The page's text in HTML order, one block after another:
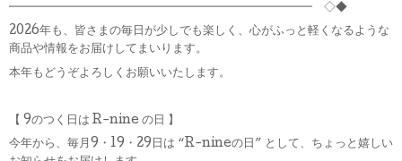
━━━━━━━━━━━━━━━━━━━━━━━━━━ ◇◆
2026年も、皆さまの毎日が少しでも楽しく、心がふっと軽くなるような
商品や情報をお届けしてまいります。
本年もどうぞよろしくお願いいたします。
【 9のつく日は R-nine の日 】
今年から、毎月 9 ・ 19 ・ 29 日は “R-nineの日 ” として、ちょっと嬉しい